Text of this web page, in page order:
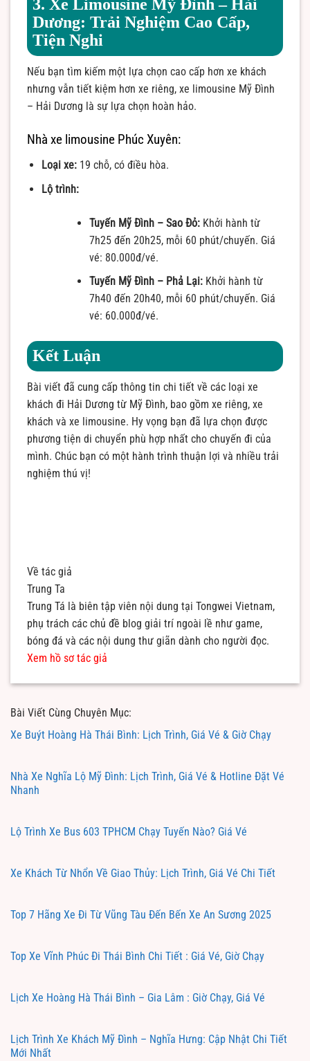
3. Xe Limousine Mỹ Đình – Hải
Dương: Trải Nghiệm Cao Cấp,
Tiện Nghi
Nếu bạn tìm kiếm một lựa chọn cao cấp hơn xe khách
nhưng vẫn tiết kiệm hơn xe riêng, xe limousine Mỹ Đình
– Hải Dương là sự lựa chọn hoàn hảo.
Nhà xe limousine Phúc Xuyên:
Loại xe:19 chỗ, có điều hòa.
Lộ trình:
Tuyến Mỹ Đình – Sao Đỏ:Khởi hành từ
7h25 đến 20h25, mỗi 60 phút/chuyến. Giá
vé: 80.000đ/vé.
Tuyến Mỹ Đình – Phả Lại:Khởi hành từ
7h40 đến 20h40, mỗi 60 phút/chuyến. Giá
vé: 60.000đ/vé.
Kết Luận
Bài viết đã cung cấp thông tin chi tiết về các loại xe
khách đi Hải Dương từ Mỹ Đình, bao gồm xe riêng, xe
khách và xe limousine. Hy vọng bạn đã lựa chọn được
phương tiện di chuyển phù hợp nhất cho chuyến đi của
mình. Chúc bạn có một hành trình thuận lợi và nhiều trải
nghiệm thú vị!
Về tác giả
Trung Ta
Trung Tá là biên tập viên nội dung tại Tongwei Vietnam,
phụ trách các chủ đề blog giải trí ngoài lề như game,
bóng đá và các nội dung thư giãn dành cho người đọc.
Xem hồ sơ tác giả
Bài Viết Cùng Chuyên Mục:
Xe Buýt Hoàng Hà Thái Bình: Lịch Trình, Giá Vé & Giờ Chạy
Nhà Xe Nghĩa Lộ Mỹ Đình: Lịch Trình, Giá Vé & Hotline Đặt Vé
Nhanh
Lộ Trình Xe Bus 603 TPHCM Chạy Tuyến Nào? Giá Vé
Xe Khách Từ Nhổn Về Giao Thủy: Lịch Trình, Giá Vé Chi Tiết
Top 7 Hãng Xe Đi Từ Vũng Tàu Đến Bến Xe An Sương 2025
Top Xe Vĩnh Phúc Đi Thái Bình Chi Tiết : Giá Vé, Giờ Chạy
Lịch Xe Hoàng Hà Thái Bình – Gia Lâm : Giờ Chạy, Giá Vé
Lịch Trình Xe Khách Mỹ Đình – Nghĩa Hưng: Cập Nhật Chi Tiết
Mới Nhất